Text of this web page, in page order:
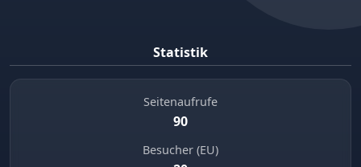
Statistik
Seitenaufrufe
90
Besucher (EU)